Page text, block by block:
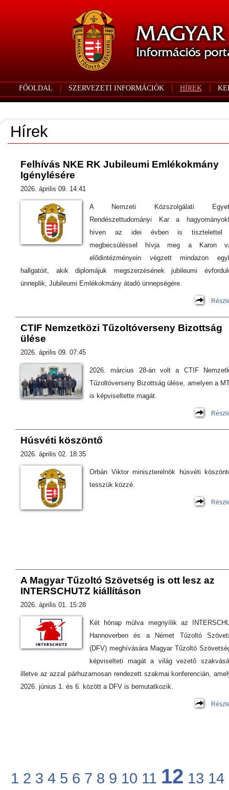
FŐOLDAL SZERVEZETI INFORMÁCIÓK HÍREK
Hírek
Felhívás NKE RK Jubileumi Emlékokmány
Igénylésére
2026. április 09. 14:41
A Nemzeti Közszolgálati
Rendészettudományi Kar a
híven az idei évben is tisztelettel
megbecsüléssel hívja meg a Karon
elődintézményein végzett mindazon
hallgatóit, akik diplomájuk megszerzésének jubileumi
ünneplik, Jubileumi Emlékokmány átadó ünnepségére.
CTIF Nemzetközi Tűzoltóverseny Bizottság
ülése
2026. április 09. 07:45
2026. március 28-án volt a CTIF
Tűzoltóverseny Bizottság ülése, amelyen a
is képviseltette magát.
Húsvéti köszöntő
2026. április 02. 18:35
Orbán Viktor miniszterelnök húsvéti
tesszük közzé.
A Magyar Tűzoltó Szövetség is ott lesz az
INTERSCHUTZ kiállításon
2026. április 01. 15:28
Két hónap múlva megnyílik az
Hannoverben és a Német Tűzoltó
(DFV) meghívására Magyar Tűzoltó
képviselteti magát a világ vezető
illetve az azzal párhuzamosan rendezett szakmai konferencián,
2026. június 1. és 6. között a DFV is bemutatkozik.
1 2 3 4 5 6 7 8 9 10 11 12 13 14